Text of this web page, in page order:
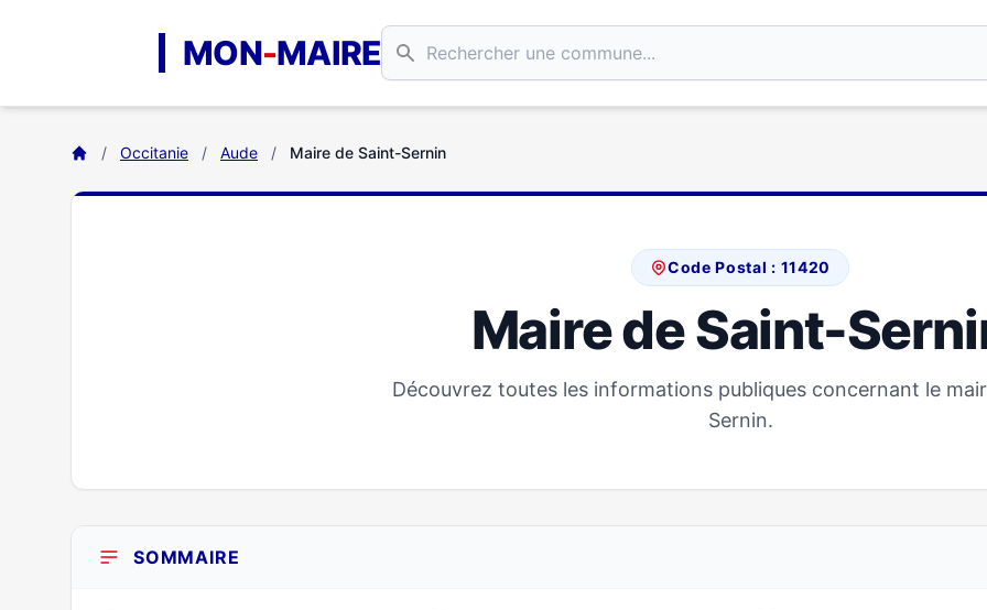
MON-MAIRE
/ Occitanie / Aude / Maire de Saint-Sernin
Code Postal : 11420
Maire de Saint-
Découvrez toutes les informations publiques concernant le
Sernin.
SOMMAIRE